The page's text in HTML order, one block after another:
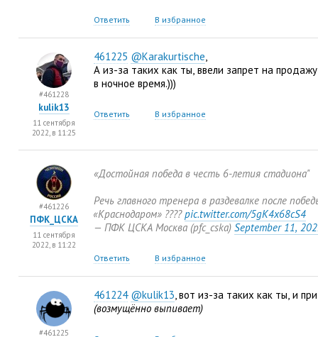
Ответить В избранное
461225 @Karakurtische,
А из-за таких как ты, ввели запрет на продажу
в ночное время.)))
Ответить В избранное
#461228
kulik13
11 сентября
2022, в 11:25
«Достойная победа в честь 6-летия стадиона"
Речь главного тренера в раздевалке после
«Краснодаром» ????pic.twitter.com/5gK4x68cS4
— ПФК ЦСКА Москва (pfc_cska) September 11,
Ответить В избранное
#461226
ПФК_ЦСКА
11 сентября
2022, в 11:22
461224 @kulik13, вот из-за таких как ты, и
(возмущённо выпивает)
#461225